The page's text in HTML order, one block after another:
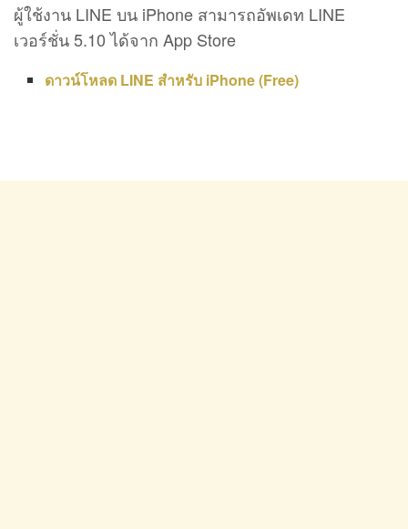
ผู้ใช้งาน LINE บน iPhone สามารถอัพเดท LINE
เวอร์ชั่น 5.10 ได้จาก App Store
ดาวน์โหลด LINE สำหรับ iPhone (Free)